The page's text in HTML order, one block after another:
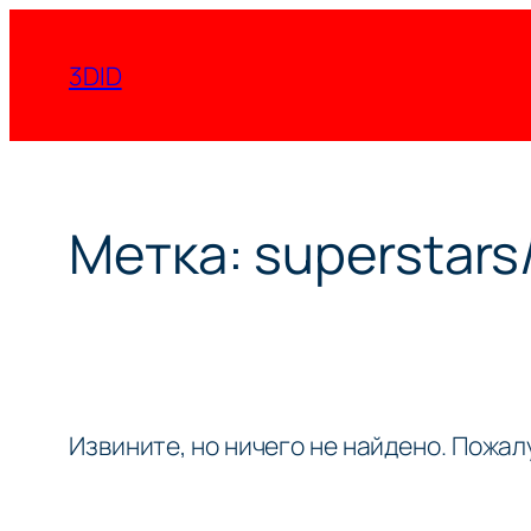
содержимому
3DID
Метка:
Извините, но ничего не найдено.